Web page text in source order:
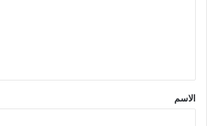
*
الاسم